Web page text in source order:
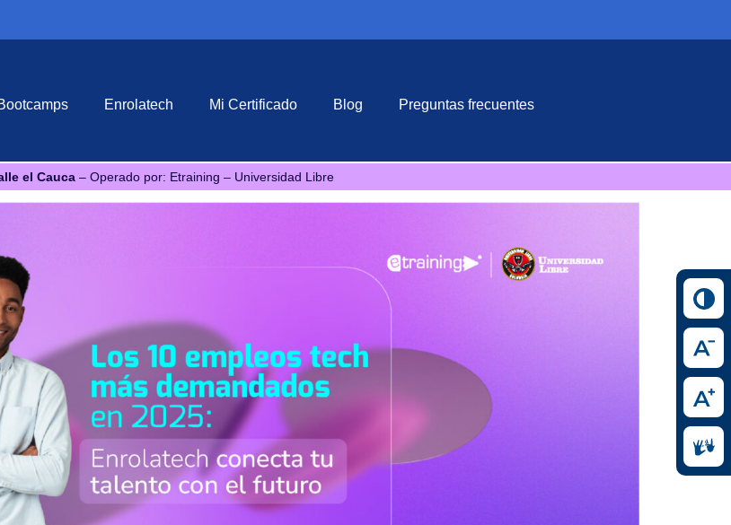
Enrolatech Mi Certificado Blog Preguntas frecuentes
el Cauca – Operado por: Etraining – Universidad Libre